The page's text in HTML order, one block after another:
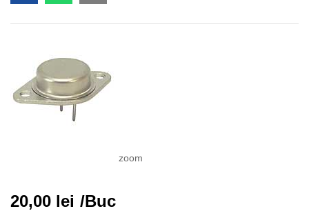
zoom
20,00 lei /Buc